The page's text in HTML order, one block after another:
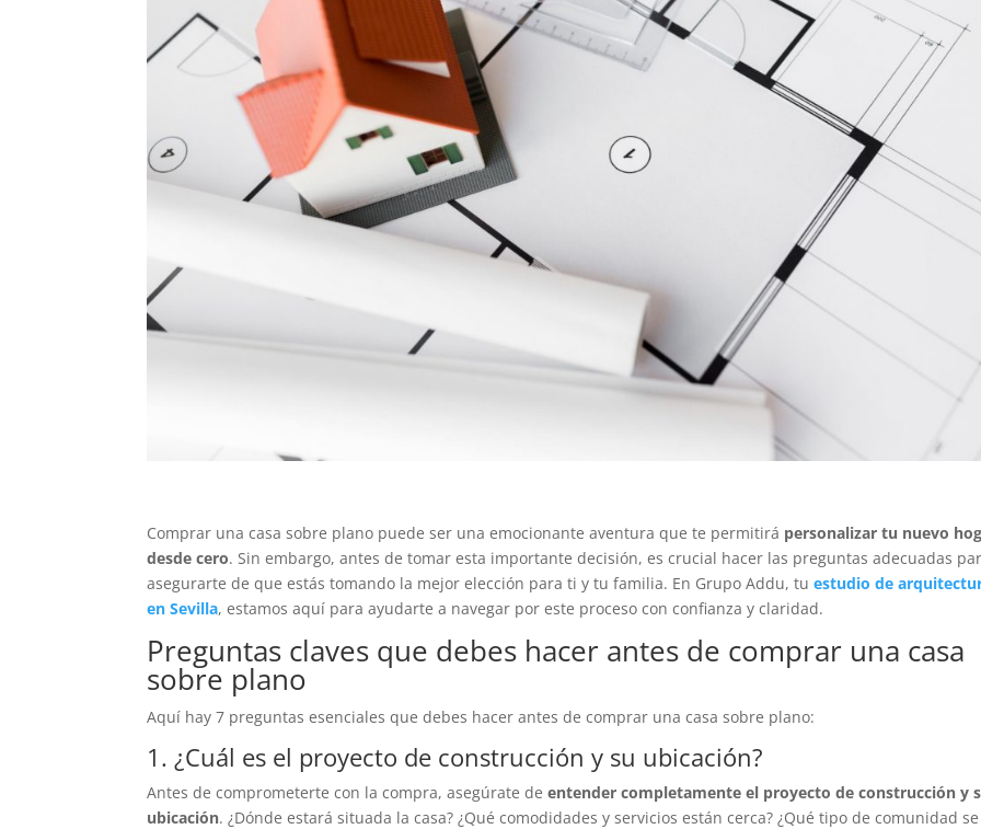
Comprar una casa sobre plano puede ser una emocionante aventura que te permitirá personalizar tu nuevo
desde cero. Sin embargo, antes de tomar esta importante decisión, es crucial hacer las preguntas adecuadas
asegurarte de que estás tomando la mejor elección para ti y tu familia. En Grupo Addu, tu estudio de
en Sevilla, estamos aquí para ayudarte a navegar por este proceso con confianza y claridad.
Preguntas claves que debes hacer antes de comprar una casa
sobre plano
Aquí hay 7 preguntas esenciales que debes hacer antes de comprar una casa sobre plano:
1. ¿Cuál es el proyecto de construcción y su ubicación?
Antes de comprometerte con la compra, asegúrate deentender completamente el proyecto de construcción y
ubicación. ¿Dónde estará situada la casa? ¿Qué comodidades y servicios están cerca? ¿Qué tipo de comunidad se